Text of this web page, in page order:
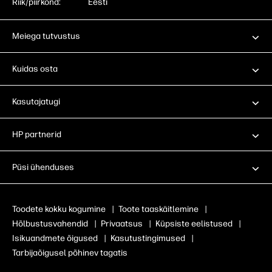
Riik/piirkond: Eesti
Meiega tutvustus
Kuidas osta
Kasutajatugi
HP partnerid
Püsi ühenduses
Toodete kokku kogumine | Toote taaskäitlemine
|
Hõlbustusvahendid
| Privaatsus | Küpsiste eelistused
|
Isikuandmete õigused
| Kasutustingimused
|
Tarbijaõigusel põhinev tagatis